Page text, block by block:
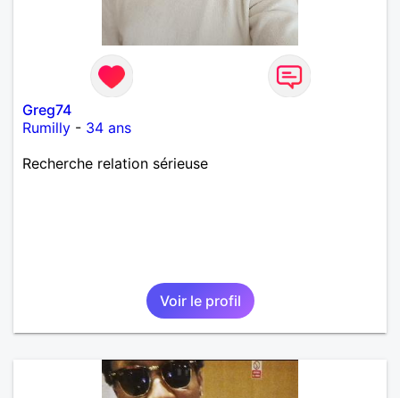
Greg74
Rumilly - 34 ans
Recherche relation sérieuse
Voir le profil